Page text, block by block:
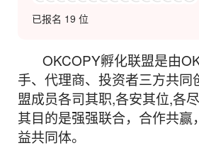
已报名 19 位
OKCOPY孵化联盟是由
手、代理商、投资者三方共同
盟成员各司其职,各安其位,各
其目的是强强联合，合作共赢
益共同体。